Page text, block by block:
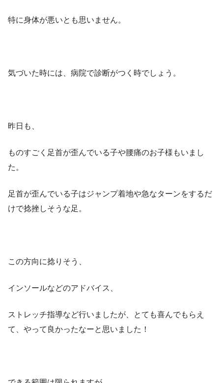
特に身体が悪いとも思いません。
気づいた時には、病院で診断がつく時でしょう。
昨日も、
ものすごく足首が歪んでいる子や腰痛のお子様もいまし
た。
足首が歪んでいる子はジャンプ着地や急なターンをするだ
けで捻挫しそうな足。
この方向に捻りそう、
インソールなどのアドバイス、
ストレッチ指導など行いましたが、とても喜んでもらえ
て、やって良かったなーと思いました！